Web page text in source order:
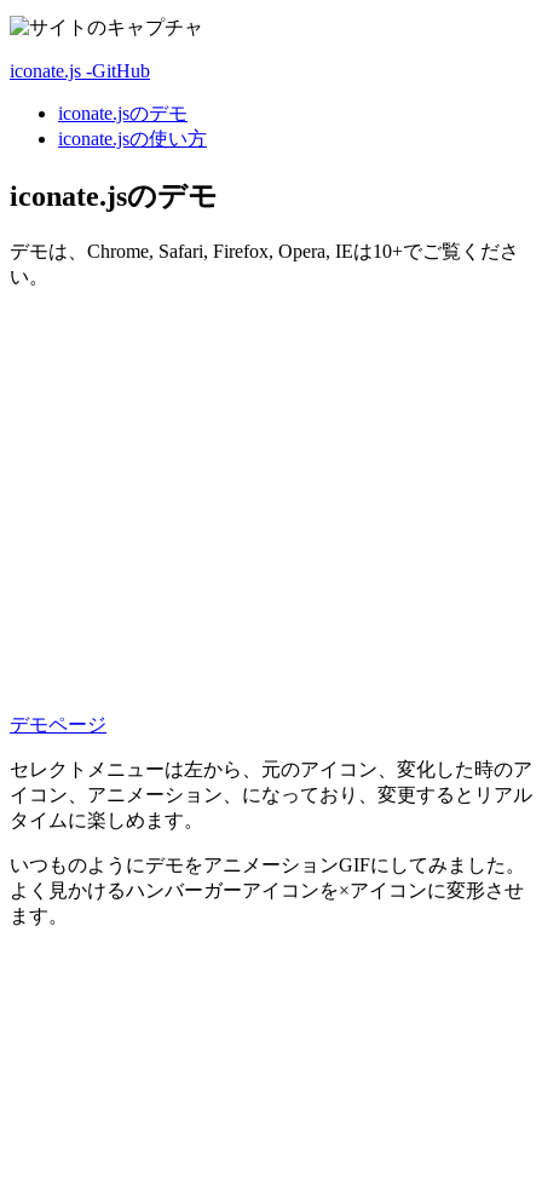
iconate.js -GitHub
iconate.jsのデモ
iconate.jsの使い方
iconate.jsのデモ
デモは、Chrome, Safari, Firefox, Opera, IEは10+でご覧くださ
い。
デモページ
セレクトメニューは左から、元のアイコン、変化した時のア
イコン、アニメーション、になっており、変更するとリアル
タイムに楽しめます。
いつものようにデモをアニメーションGIFにしてみました。
よく見かけるハンバーガーアイコンを×アイコンに変形させ
ます。